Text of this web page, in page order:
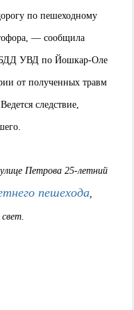
по пешеходному
— сообщила
УВД по Йошкар-Оле
от полученных травм
следствие,
Петрова 25-летний
пешехода,